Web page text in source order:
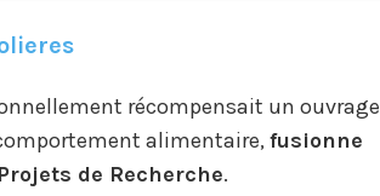
récompensait un ouvrage
alimentaire,fusionne
de Recherche.